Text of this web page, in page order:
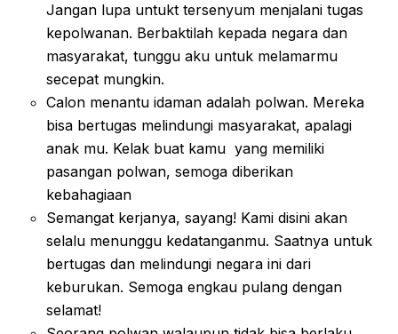
Jangan lupa untukt tersenyum menjalani tugas
kepolwanan. Berbaktilah kepada negara dan
masyarakat, tunggu aku untuk melamarmu
secepat mungkin.
Calon menantu idaman adalah polwan. Mereka
bisa bertugas melindungi masyarakat, apalagi
anak mu. Kelak buat kamu yang memiliki
pasangan polwan, semoga diberikan
kebahagiaan
Semangat kerjanya, sayang! Kami disini akan
selalu menunggu kedatanganmu. Saatnya untuk
bertugas dan melindungi negara ini dari
keburukan. Semoga engkau pulang dengan
selamat!